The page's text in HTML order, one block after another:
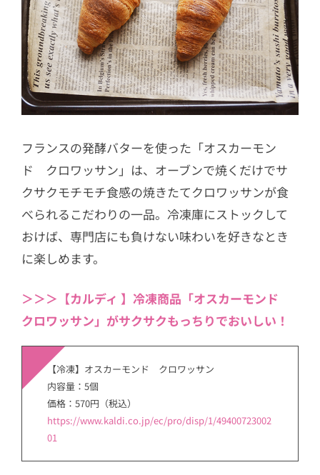
フランスの発酵バターを使った「オスカーモン
ド クロワッサン」は、オーブンで焼くだけでサ
クサクモチモチ食感の焼きたてクロワッサンが食
べられるこだわりの一品。冷凍庫にストックして
おけば、専門店にも負けない味わいを好きなとき
に楽しめます。
＞＞＞【カルディ 】冷凍商品「オスカーモンド
クロワッサン」がサクサクもっちりでおいしい！
【冷凍】オスカーモンド クロワッサン
内容量：5個
価格：570円（税込）
https://www.kaldi.co.jp/ec/pro/disp/1/49400723002
01